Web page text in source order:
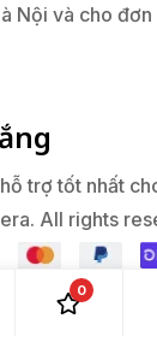
Nội và cho
trợ tốt nhất
All rights
0